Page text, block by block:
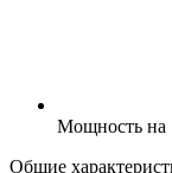
Мощность на
Общие